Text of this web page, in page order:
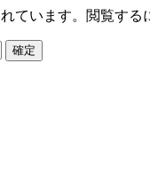
ています。閲覧す